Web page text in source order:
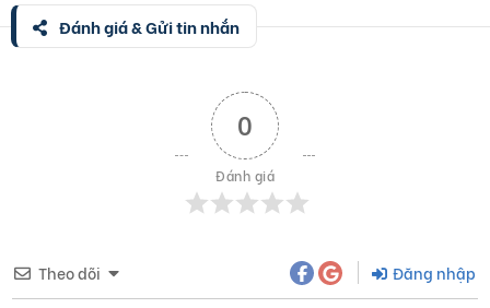
Đánh giá & Gửi tin nhắn
0
Đánh giá
Theo dõi Đăng nhập